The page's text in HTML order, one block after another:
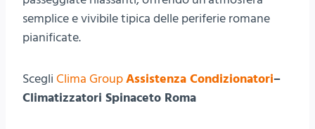
semplice e vivibile tipica delle periferie romane
pianificate.
Scegli Clima GroupAssistenza Condizionatori–
Climatizzatori Spinaceto Roma